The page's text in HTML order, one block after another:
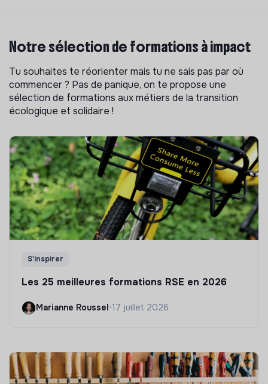
Notre sélection de formations à impact
Tu souhaites te réorienter mais tu ne sais pas par où
commencer ? Pas de panique, on te propose une
sélection de formations aux métiers de la transition
écologique et solidaire !
S'inspirer
Les 25 meilleures formations RSE en 2026
Marianne Roussel•17 juillet 2026